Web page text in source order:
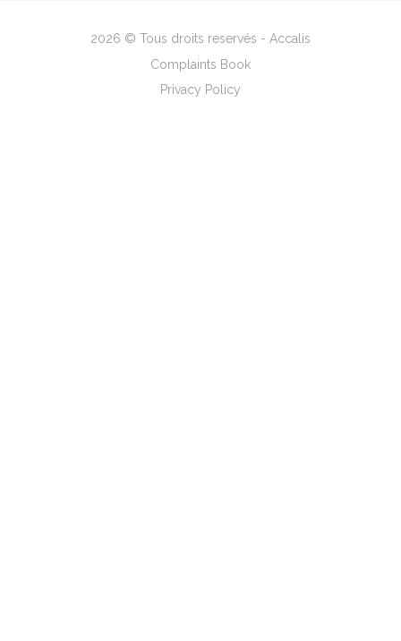
2026 © Tous droits reservés - Accalis
Complaints Book
Privacy Policy